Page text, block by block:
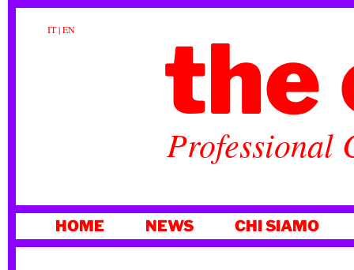
IT|EN the
Professional
AL
HOME NEWS CHI SIAMO